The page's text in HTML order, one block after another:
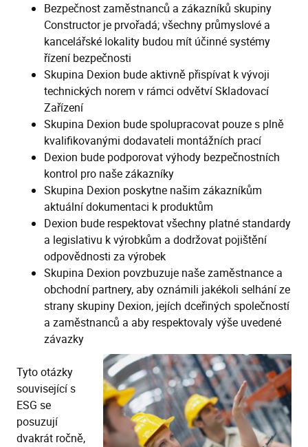
Bezpečnost zaměstnanců a zákazníků skupiny
Constructor je prvořadá; všechny průmyslové a
kancelářské lokality budou mít účinné systémy
řízení bezpečnosti
Skupina Dexion bude aktivně přispívat k vývoji
technických norem v rámci odvětví Skladovací
Zařízení
Skupina Dexion bude spolupracovat pouze s plně
kvalifikovanými dodavateli montážních prací
Dexion bude podporovat výhody bezpečnostních
kontrol pro naše zákazníky
Skupina Dexion poskytne našim zákazníkům
aktuální dokumentaci k produktům
Dexion bude respektovat všechny platné standardy
a legislativu k výrobkům a dodržovat pojištění
odpovědnosti za výrobek
Skupina Dexion povzbuzuje naše zaměstnance a
obchodní partnery, aby oznámili jakékoli selhání ze
strany skupiny Dexion, jejích dceřiných společností
a zaměstnanců a aby respektovaly výše uvedené
závazky
Tyto otázky
související s
ESG se
posuzují
dvakrát ročně,